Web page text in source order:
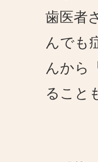
歯医者
んでも
んから
ること